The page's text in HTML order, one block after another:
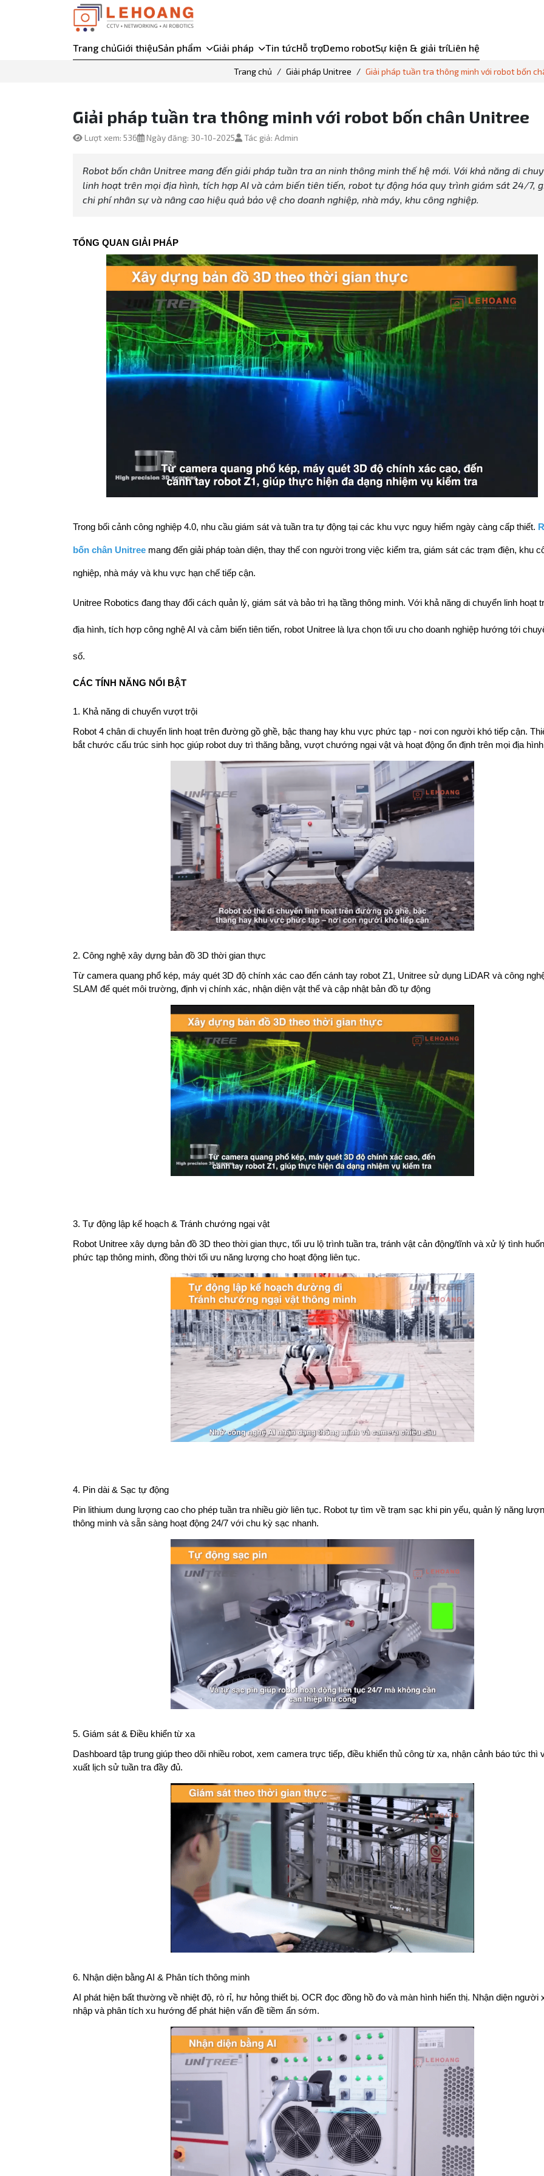
Trang chủGiới thiệuSản phẩm Giải pháp Tin tứcHỗ trợDemo robotSự kiện & giải tríLiên hệ
Trang chủ Giải pháp Unitree Giải pháp tuần tra thông minh với robot bốn
Giải pháp tuần tra thông minh với robot bốn chân Unitree
Lượt xem: 536 Ngày đăng: 30-10-2025 Tác giả: Admin
Robot bốn chân Unitree mang đến giải pháp tuần tra an ninh thông minh thế hệ mới. Với khả năng di
linh hoạt trên mọi địa hình, tích hợp AI và cảm biến tiên tiến, robot tự động hóa quy trình giám sát 24/7,
chi phí nhân sự và nâng cao hiệu quả bảo vệ cho doanh nghiệp, nhà máy, khu công nghiệp.
TỔNG QUAN GIẢI PHÁP
Trong bối cảnh công nghiệp 4.0, nhu cầu giám sát và tuần tra tự động tại các khu vực nguy hiểm ngày càng cấp thiết.
bốn chân Unitree mang đến giải pháp toàn diện, thay thế con người trong việc kiểm tra, giám sát các trạm điện, khu
nghiệp, nhà máy và khu vực hạn chế tiếp cận.
Unitree Robotics đang thay đổi cách quản lý, giám sát và bảo trì hạ tầng thông minh. Với khả năng di chuyển linh hoạt
địa hình, tích hợp công nghệ AI và cảm biến tiên tiến, robot Unitree là lựa chọn tối ưu cho doanh nghiệp hướng tới
số.
CÁC TÍNH NĂNG NỔI BẬT
1. Khả năng di chuyển vượt trội
Robot 4 chân di chuyển linh hoạt trên đường gồ ghề, bậc thang hay khu vực phức tạp - nơi con người khó tiếp cận.
bắt chước cấu trúc sinh học giúp robot duy trì thăng bằng, vượt chướng ngại vật và hoạt động ổn định trên mọi địa
2. Công nghệ xây dựng bản đồ 3D thời gian thực
Từ camera quang phổ kép, máy quét 3D độ chính xác cao đến cánh tay robot Z1, Unitree sử dụng LiDAR và công
SLAM để quét môi trường, định vị chính xác, nhận diện vật thể và cập nhật bản đồ tự động
3. Tự động lập kế hoạch & Tránh chướng ngại vật
Robot Unitree xây dựng bản đồ 3D theo thời gian thực, tối ưu lộ trình tuần tra, tránh vật cản động/tĩnh và xử lý tình
phức tạp thông minh, đồng thời tối ưu năng lượng cho hoạt động liên tục.
4. Pin dài & Sạc tự động
Pin lithium dung lượng cao cho phép tuần tra nhiều giờ liên tục. Robot tự tìm về trạm sạc khi pin yếu, quản lý năng
thông minh và sẵn sàng hoạt động 24/7 với chu kỳ sạc nhanh.
5. Giám sát & Điều khiển từ xa
Dashboard tập trung giúp theo dõi nhiều robot, xem camera trực tiếp, điều khiển thủ công từ xa, nhận cảnh báo tức thì
xuất lịch sử tuần tra đầy đủ.
6. Nhận diện bằng AI & Phân tích thông minh
AI phát hiện bất thường về nhiệt độ, rò rỉ, hư hỏng thiết bị. OCR đọc đồng hồ đo và màn hình hiển thị. Nhận diện người
nhập và phân tích xu hướng để phát hiện vấn đề tiềm ẩn sớm.